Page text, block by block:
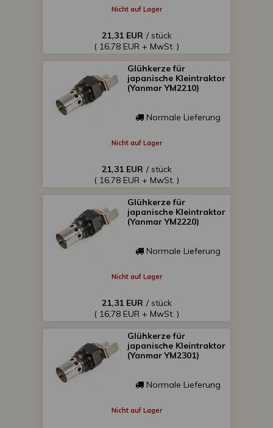
Nicht auf Lager
21,31 EUR / stück
( 16,78 EUR + MwSt. )
Glühkerze für
japanische Kleintraktor
(Yanmar YM2210)
Normale Lieferung
Nicht auf Lager
21,31 EUR / stück
( 16,78 EUR + MwSt. )
Glühkerze für
japanische Kleintraktor
(Yanmar YM2220)
Normale Lieferung
Nicht auf Lager
21,31 EUR / stück
( 16,78 EUR + MwSt. )
Glühkerze für
japanische Kleintraktor
(Yanmar YM2301)
Normale Lieferung
Nicht auf Lager